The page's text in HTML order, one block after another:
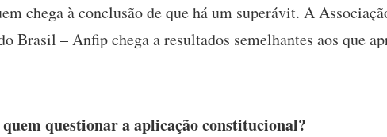
chega à conclusão de que há um superávit. A
Brasil – Anfip chega a resultados semelhantes aos que
questionar a aplicação constitucional?